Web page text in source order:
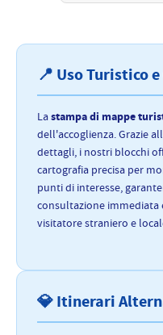
📍 Uso Turistico
Lastampa di mappe
dell'accoglienza. Grazie
dettagli, i nostri blocchi
cartografia precisa per
punti di interesse,
consultazione immediata
visitatore straniero e
💎 Itinerari